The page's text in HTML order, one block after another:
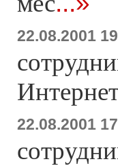
22.08.2001
22.08.2001